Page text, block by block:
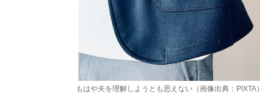
もはや夫を理解しようとも思えない（画像出典：PIXTA）